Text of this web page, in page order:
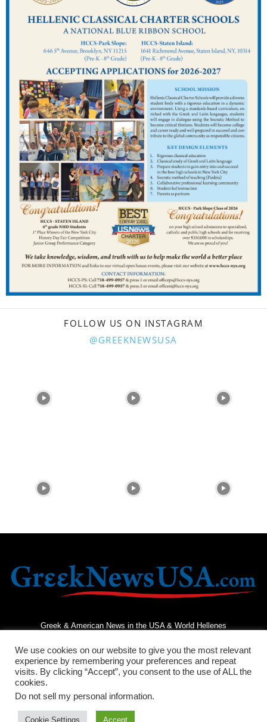
FOLLOW US ON INSTAGRAM
@GREEKNEWSUSA
Greek & American News in the USA & World Hellenes
Terms and Conditions
We use cookies on our website to give you the most relevant
experience by remembering your preferences and repeat
visits. By clicking “Accept”, you consent to the use of ALL the
cookies.
Do not sell my personal information.
Cookie Settings Accept